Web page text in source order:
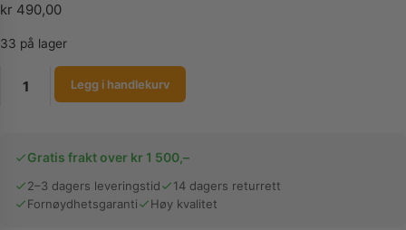
kr 490,00
33 på lager
Puslespill
1000
brikker
antall
Legg i handlekurv
Gratis frakt over kr 1 500,–
2–3 dagers leveringstid
14 dagers returrett
Fornøydhetsgaranti
Høy kvalitet